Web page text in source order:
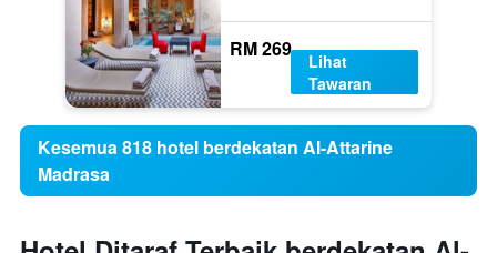
RM 269
Lihat
Tawaran
Kesemua 818 hotel berdekatan Al-Attarine
Madrasa